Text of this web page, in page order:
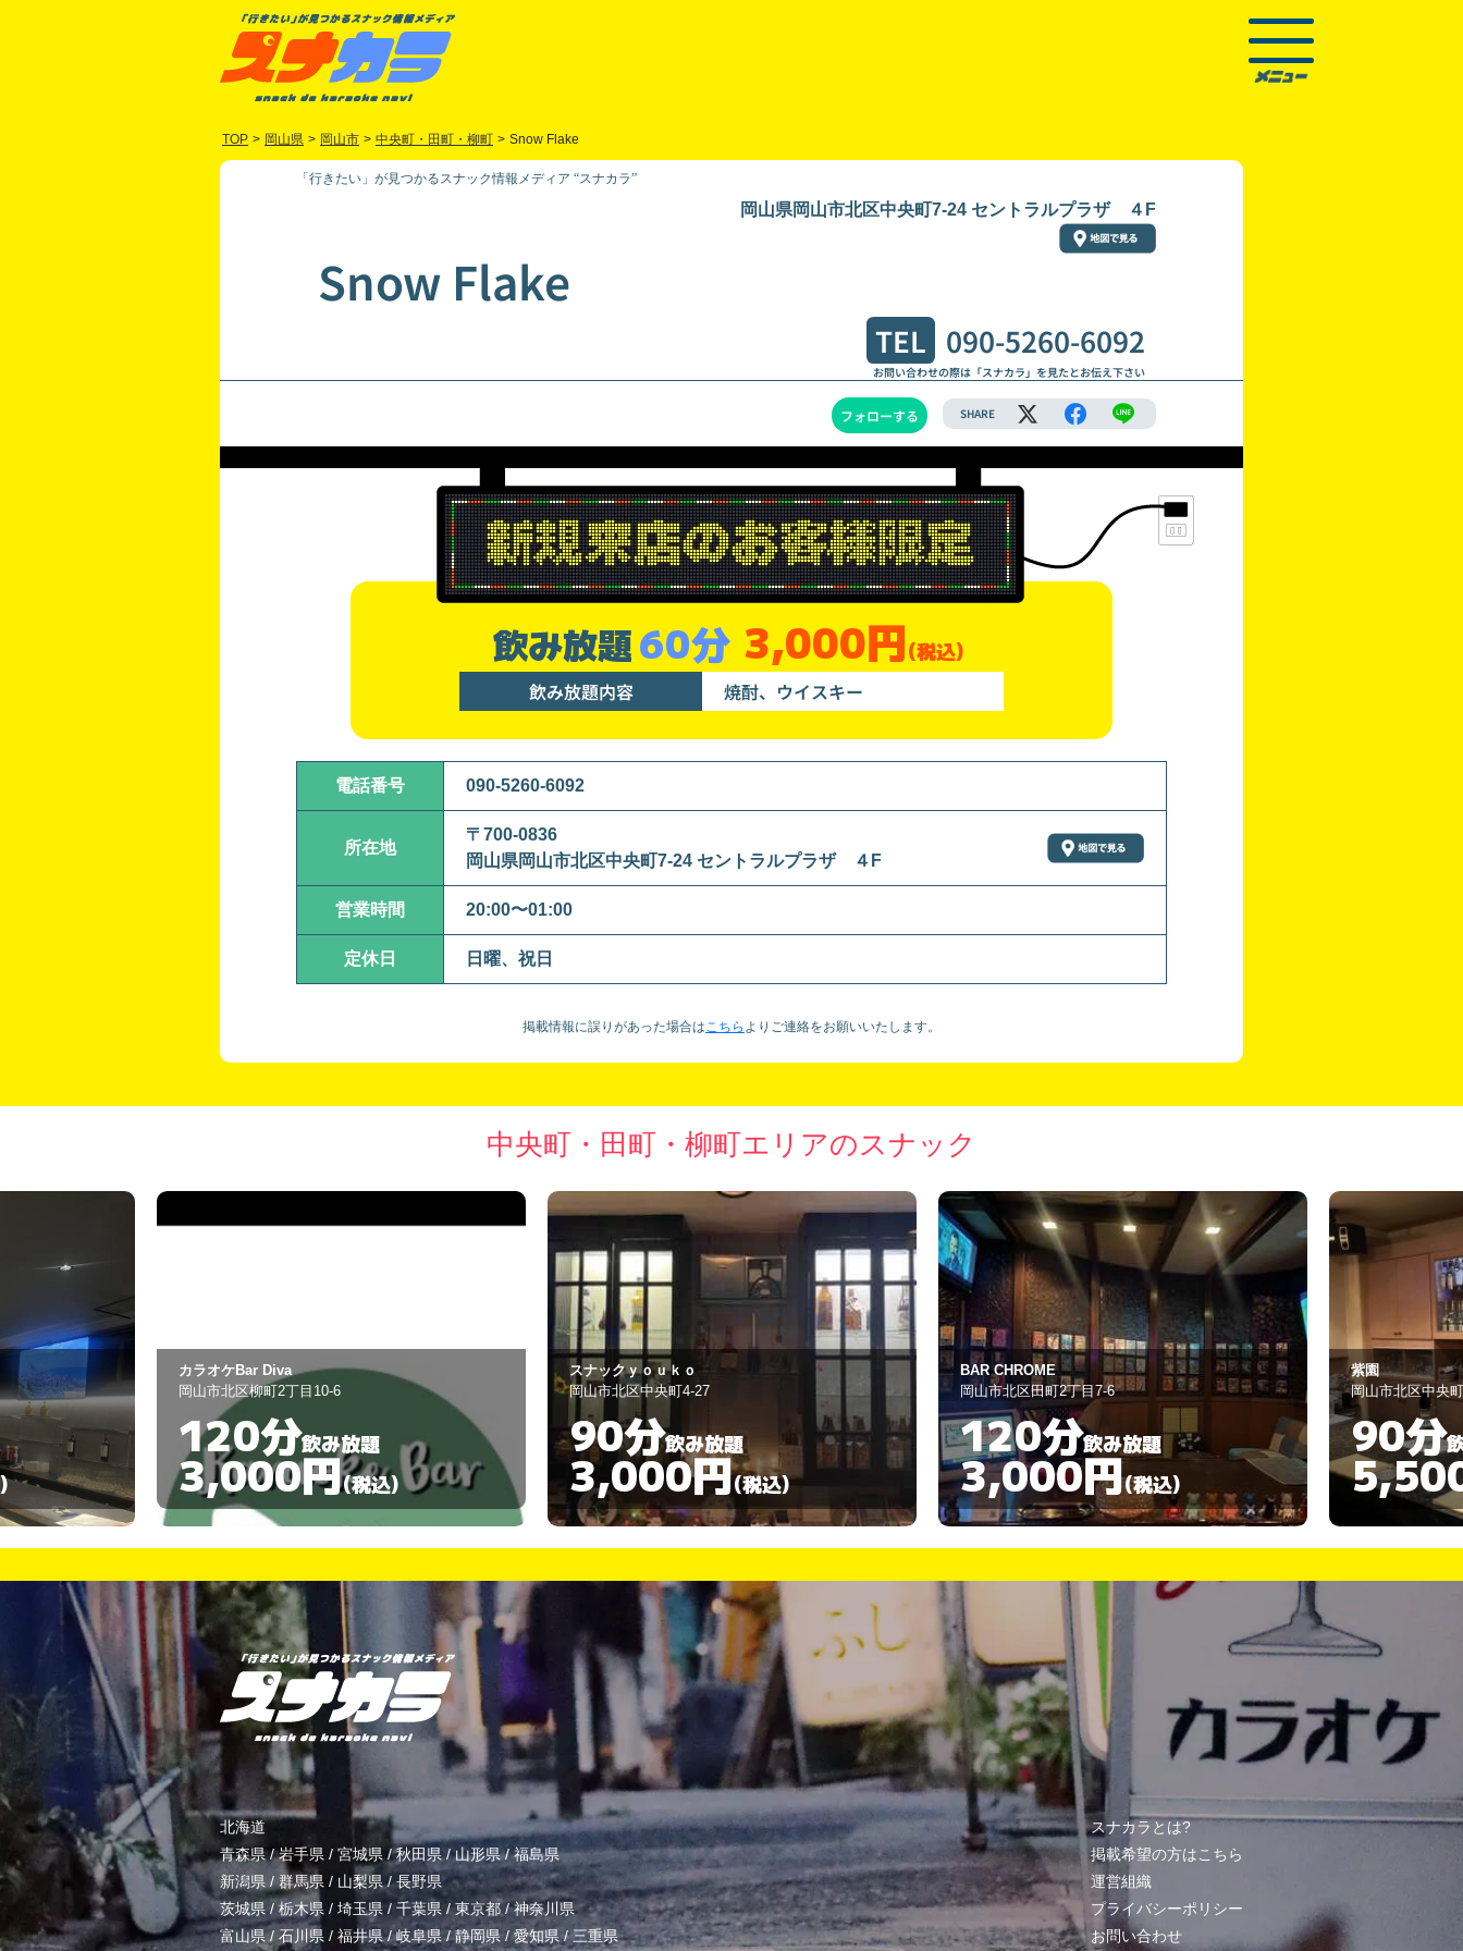
TOP > 岡山県 > 岡山市 > 中央町・田町・柳町 > Snow Flake
「行きたい」が見つかるスナック情報メディア “スナカラ”
岡山県岡山市北区中央町7-24 セントラルプラザ ４F
Snow Flake
TEL 090-5260-6092
お問い合わせの際は「スナカラ」を見たとお伝え下さい
フォローする SHARE
飲み放題60分 3,000円(税込)
飲み放題内容 焼酎、ウイスキー
電話番号 090-5260-6092
所在地
〒700-0836
岡山県岡山市北区中央町7-24 セントラルプラザ ４F
営業時間 20:00〜01:00
定休日 日曜、祝日
掲載情報に誤りがあった場合はこちら より ご連絡をお願いいたします。
中央町・田町・柳町エリアのスナック
スナックｙｏｕｋｏ
岡山市北区中央町4-27
90分飲み放題
3,000円(税込)
BAR CHROME
岡山市北区田町2丁目7-6
120分飲み放題
3,000円(税込)
紫園
岡山市北区中央町4-14
90分飲み放題
5,500円(税込)
５０
岡山市北区田町
90分
北海道
青森県/岩手県 / 宮城県 /秋田県 /山形県/福島県
新潟県 / 群馬県 / 山梨県/長野県
茨城県 / 栃木県 / 埼玉県/ 千葉県 /東京都/神奈川県
富山県/ 石川県 / 福井県/岐阜県/静岡県/ 愛知県 / 三重県
スナカラとは?
掲載希望の方はこちら
運営組織
プライバシーポリシー
お問い合わせ